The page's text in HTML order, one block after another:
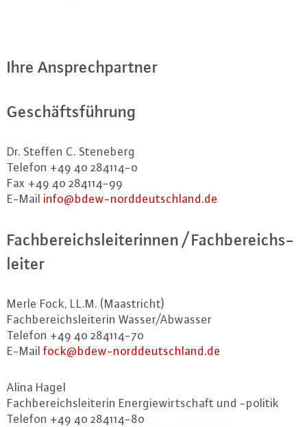
Ihre An­sprech­part­ner
Ge­schäfts­füh­rung
Dr. Steffen C. Steneberg
Telefon +49 40 284114-0
Fax +49 40 284114-99
E-Mail info@​bdew-​norddeutschland.​de
Fach­be­reichs­lei­te­rin­nen / Fach­be­reichs­
lei­ter
Merle Fock, LL.M. (Maas­tricht)
Fach­be­reichs­lei­te­rin Wasser/Abwasser
Telefon +49 40 284114-70
E-Mail fock@​bdew-​norddeutschland.​de
Alina Hagel
Fach­be­reichs­lei­te­rin En­er­gie­wirt­schaft und -politik
Telefon +49 40 284114-80